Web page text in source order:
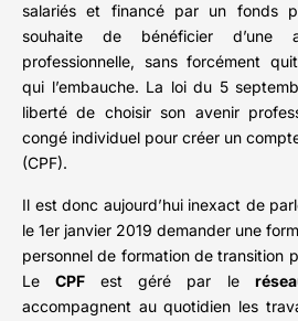
salariés et financé par un fonds
souhaite de bénéficier
professionnelle, sans forcément
qui l’embauche. La loi du 5
liberté de choisir son avenir
congé individuel pour créer un
(CPF).
Il est donc aujourd’hui inexact de
le 1er janvier 2019 demander une
personnel de formation de transition
LeCPF est géré par le
accompagnent au quotidien les